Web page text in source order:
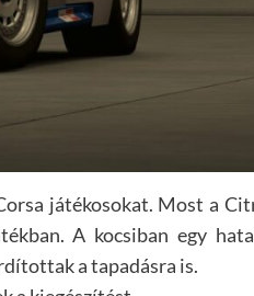
játékosokat. Most a
A kocsiban egy
a tapadásra is.